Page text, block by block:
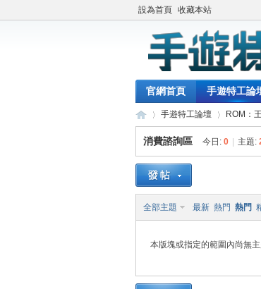
設為首頁 收藏本站
官網首頁 手遊特工論
»
手遊特工論壇 ROM：
消費諮詢區 今日: 0 主題:
全部主題 最新 熱門 熱門
本版塊或指定的範圍內尚無